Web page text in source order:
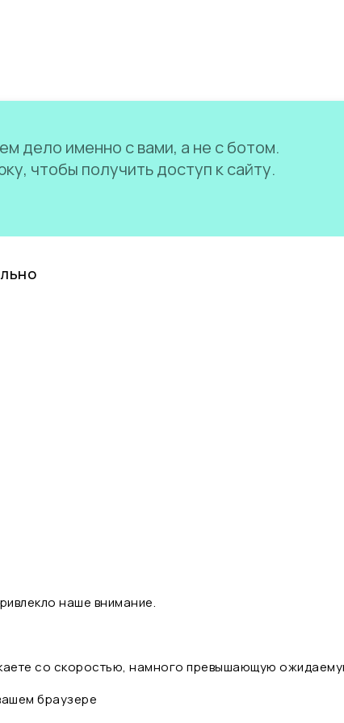
дело именно с вами, а не с ботом.
чтобы получить доступ к сайту.
наше внимание.
со скоростью, намного превышающую
браузере